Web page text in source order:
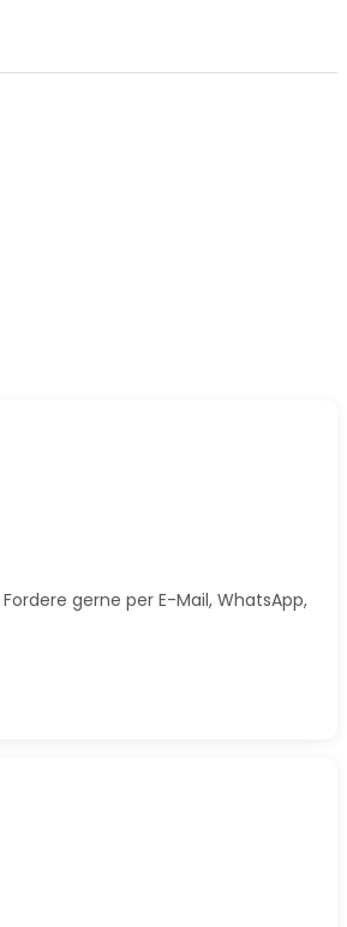
gerne per E-Mail, WhatsApp,